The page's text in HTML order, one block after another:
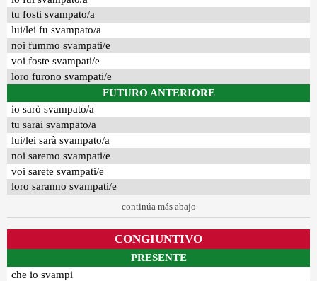
tu fosti svampato/a
lui/lei fu svampato/a
noi fummo svampati/e
voi foste svampati/e
loro furono svampati/e
FUTURO ANTERIORE
io sarò svampato/a
tu sarai svampato/a
lui/lei sarà svampato/a
noi saremo svampati/e
voi sarete svampati/e
loro saranno svampati/e
continúa más abajo
CONGIUNTIVO
PRESENTE
che io svampi